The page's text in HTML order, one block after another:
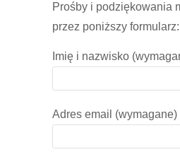
Prośby i podziękowania
przez poniższy formularz:
Imię i nazwisko
Adres email (wymagane)